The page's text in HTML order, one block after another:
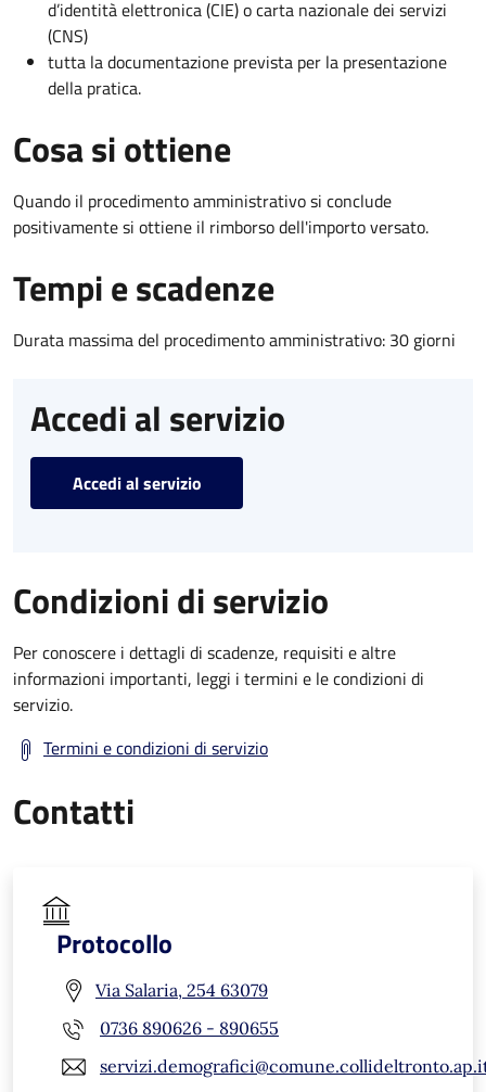
d’identità elettronica (CIE) o carta nazionale dei servizi
(CNS)
tutta la documentazione prevista per la presentazione
della pratica.
Cosa si ottiene
Quando il procedimento amministrativo si conclude
positivamente si ottiene il rimborso dell'importo versato.
Tempi e scadenze
Durata massima del procedimento amministrativo: 30 giorni
Accedi al servizio
Accedi al servizio
Condizioni di servizio
Per conoscere i dettagli di scadenze, requisiti e altre
informazioni importanti, leggi i termini e le condizioni di
servizio.
Termini e condizioni di servizio
Contatti
Protocollo
Via Salaria, 254 63079
0736 890626 - 890655